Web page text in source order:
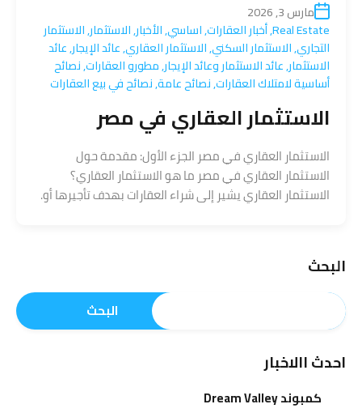
مارس 3, 2026
Real Estate
,أخبار العقارات,اساسي,الأخبار,الاستثمار,الاستثمار
التجاري,الاستثمار السكني,الاستثمار العقاري,عائد الإيجار,عائد
الاستثمار,عائد الاستثمار وعائد الإيجار,مطورو العقارات,نصائح
أساسية لامتلاك العقارات,نصائح عامة,نصائح في بيع العقارات
الاستثمار العقاري في مصر
الاستثمار العقاري في مصر الجزء الأول: مقدمة حول
الاستثمار العقاري في مصر ما هو الاستثمار العقاري؟
الاستثمار العقاري يشير إلى شراء العقارات بهدف تأجيرها أو.
البحث
البحث
احدث االاخبار
كمبوند Dream Valley